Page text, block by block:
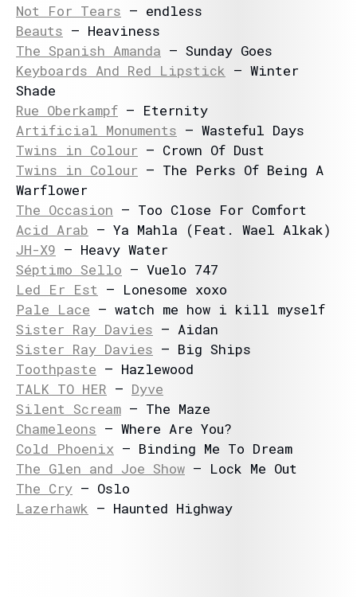
Not For Tears – endless
Beauts – Heaviness
The Spanish Amanda – Sunday Goes
Keyboards And Red Lipstick – Winter
Shade
Rue Oberkampf – Eternity
Artificial Monuments – Wasteful Days
Twins in Colour – Crown Of Dust
Twins in Colour – The Perks Of Being A
Warflower
The Occasion – Too Close For Comfort
Acid Arab – Ya Mahla (Feat. Wael Alkak)
JH-X9 – Heavy Water
Séptimo Sello – Vuelo 747
Led Er Est – Lonesome xoxo
Pale Lace – watch me how i kill myself
Sister Ray Davies – Aidan
Sister Ray Davies – Big Ships
Toothpaste – Hazlewood
TALK TO HER – Dyve
Silent Scream – The Maze
Chameleons – Where Are You?
Cold Phoenix – Binding Me To Dream
The Glen and Joe Show – Lock Me Out
The Cry – Oslo
Lazerhawk – Haunted Highway